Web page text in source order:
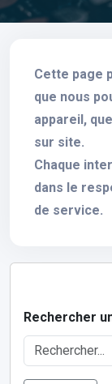
Cette page
que nous
appareil,
sur site.
Chaque
dans le
de service.
Rechercher